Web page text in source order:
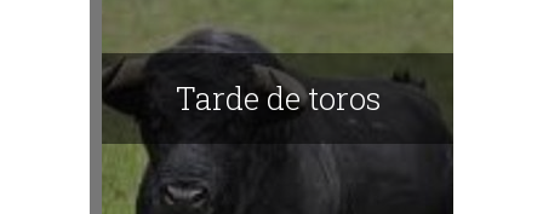
Tarde de toros